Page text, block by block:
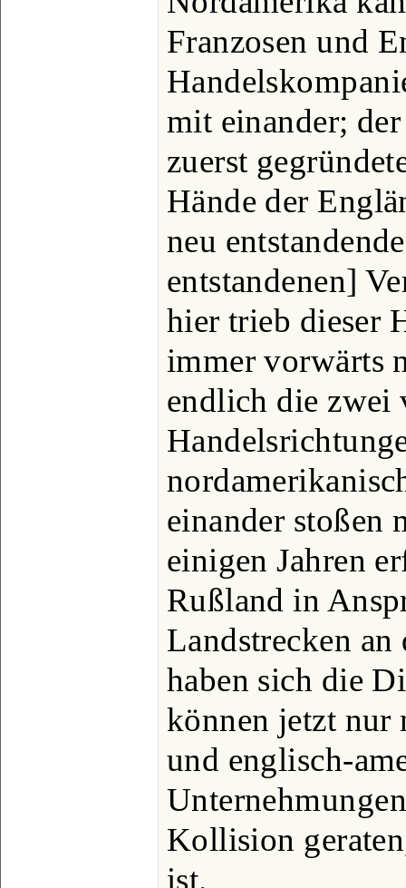
Franzosen und
mit einander;
zuerst
Hände der
neu
entstandenen]
hier trieb dieser
immer vorwärts
endlich die zwei
einander stoßen
einigen Jahren
Rußland in
Landstrecken an
haben sich die
können jetzt nur
und englisch-
Kollision
ist.